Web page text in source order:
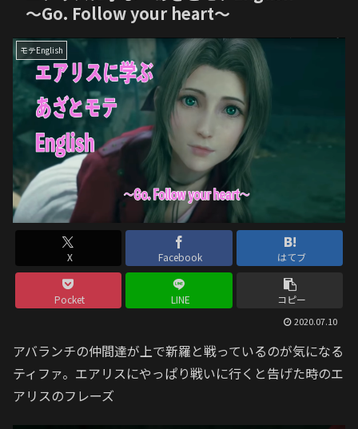
〜Go. Follow your heart〜
モテEnglish
X Facebook はてブ
Pocket LINE コピー
2020.07.10
アバランチの仲間達が上で新羅と戦っているのが気になる
ティファ。エアリスにやっぱり戦いに行くと告げた時のエ
アリスのフレーズ